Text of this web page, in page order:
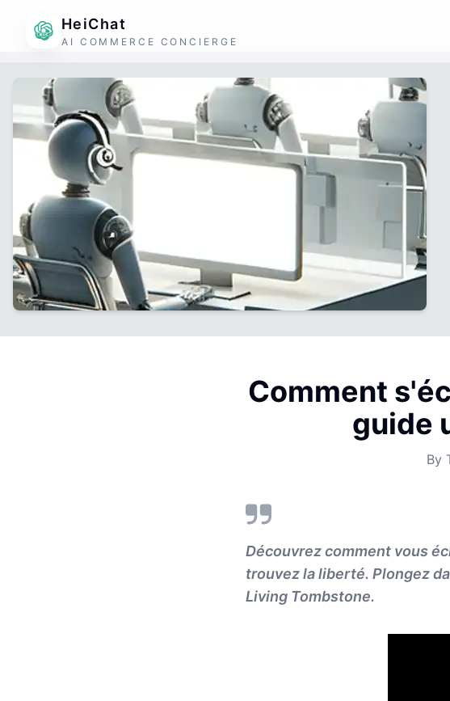
HeiChat
AI COMMERCE CONCIERGE
Comment
guide
By
Découvrez comment vous
trouvez la liberté. Plongez
Living Tombstone.